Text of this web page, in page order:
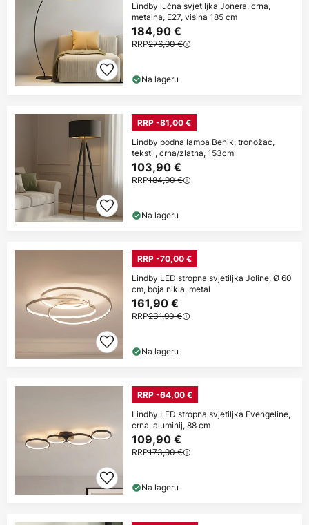
Lindby lučna svjetiljka Jonera, crna,
metalna, E27, visina 185 cm
184,90 €
RRP276,90 €
Na lageru
RRP -81,00 €
Lindby podna lampa Benik, tronožac,
tekstil, crna/zlatna, 153cm
103,90 €
RRP184,90 €
Na lageru
RRP -70,00 €
Lindby LED stropna svjetiljka Joline, Ø 60
cm, boja nikla, metal
161,90 €
RRP231,90 €
Na lageru
RRP -64,00 €
Lindby LED stropna svjetiljka Evengeline,
crna, aluminij, 88 cm
109,90 €
RRP173,90 €
Na lageru